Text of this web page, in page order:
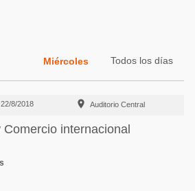
Miércoles Todos los días
22/8/2018  Auditorio Central
internacional